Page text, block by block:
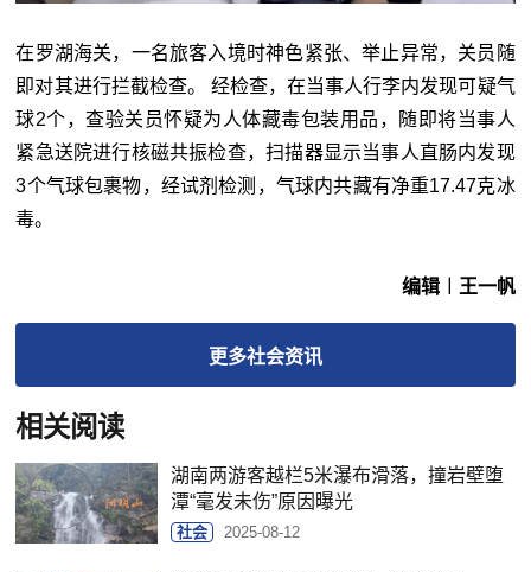
在罗湖海关，一名旅客入境时神色紧张、举止异常，关员随
即对其进行拦截检查。 经检查，在当事人行李内发现可疑气
球2个，查验关员怀疑为人体藏毒包装用品，随即将当事人
紧急送院进行核磁共振检查，扫描器显示当事人直肠内发现
3个气球包裹物，经试剂检测，气球内共藏有净重17.47克冰
毒。
编辑︱王一帆
更多社会资讯
相关阅读
湖南两游客越栏5米瀑布滑落，撞岩壁堕
潭“毫发未伤”原因曝光
社会 2025-08-12